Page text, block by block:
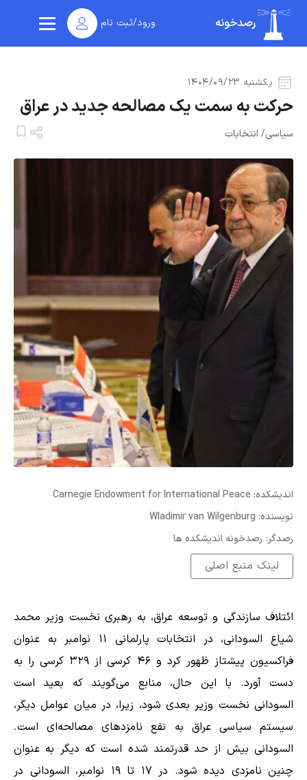
ورود/ثبت نام رصدخونه
یکشنبه ۱۴۰۴/۰۹/۲۳
حرکت به سمت یک مصالحه جدید در عراق
سیاسی/ انتخابات
Carnegie Endowment for International Peace :اندیشکده
Wladimir van Wilgenburg :نویسنده
رصدخونه اندیشکده ها :رصدگر
لینک منبع اصلی
ائتلاف سازندگی و توسعه عراق، به رهبری نخست وزیر محمد
شیاع السودانی، در انتخابات پارلمانی ۱۱ نوامبر به عنوان
فراکسیون پیشتاز ظهور کرد و ۴۶ کرسی از ۳۲۹ کرسی را به
دست آورد. با این حال، منابع می‌گویند که بعید است
السودانی نخست وزیر بعدی شود، زیرا، در میان عوامل دیگر،
سیستم سیاسی عراق به نفع نامزدهای مصالحه‌ای است.
السودانی بیش از حد قدرتمند شده است که دیگر به عنوان
چنین نامزدی دیده شود. در ۱۷ تا ۱۹ نوامبر، السودانی در